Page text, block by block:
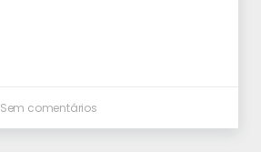
Sem comentários